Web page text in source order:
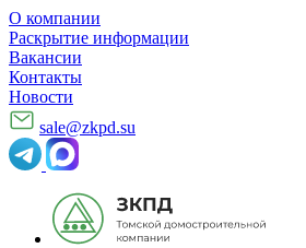
О компании
Раскрытие информации
Вакансии
Контакты
Новости
sale@zkpd.su